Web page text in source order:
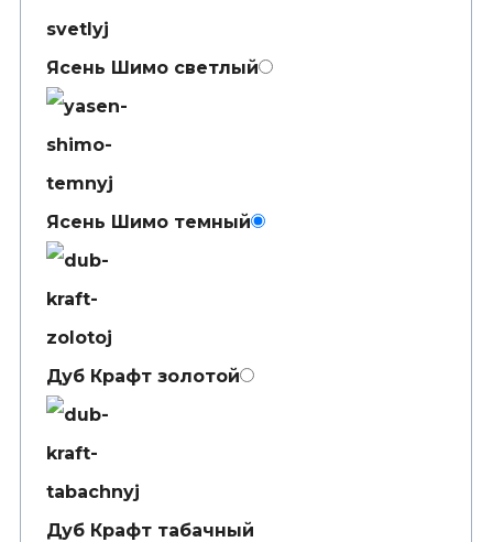
Ясень Шимо светлый
Ясень Шимо темный
Дуб Крафт золотой
Дуб Крафт табачный